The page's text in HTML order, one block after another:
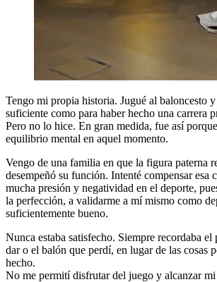
Tengo mi propia historia. Jugué al baloncesto
suficiente como para haber hecho una carrera
Pero no lo hice. En gran medida, fue así
equilibrio mental en aquel momento.
Vengo de una familia en que la figura paterna
desempeñó su función. Intenté compensar esa
mucha presión y negatividad en el deporte,
la perfección, a validarme a mí mismo como
suficientemente bueno.
Nunca estaba satisfecho. Siempre recordaba el
dar o el balón que perdí, en lugar de las cosas
hecho.
No me permití disfrutar del juego y alcanzar